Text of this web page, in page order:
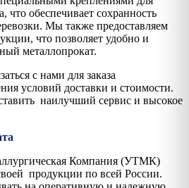
что обеспечивает сохранность
Мы также предоставляем
что позволяет удобно и
металлопрокат.
с нами для заказа
условий доставки и стоимости.
наилучший сервис и высокое
Компания (УТМК)
продукции по всей России.